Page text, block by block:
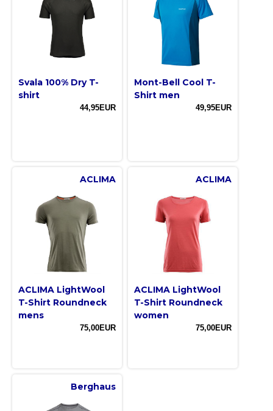
Svala 100% Dry T-
shirt
44,95EUR
Mont-Bell Cool T-
Shirt men
49,95EUR
ACLIMA
ACLIMA LightWool
T-Shirt Roundneck
mens
75,00EUR
ACLIMA
ACLIMA LightWool
T-Shirt Roundneck
women
75,00EUR
Berghaus